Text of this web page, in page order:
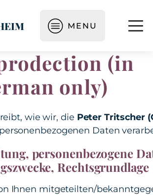
MENU
(in
only)
wie wir, die Peter Tritscher
Daten
personenbezogene
Rechtsgrundlage
Ihnen mitgeteilten/